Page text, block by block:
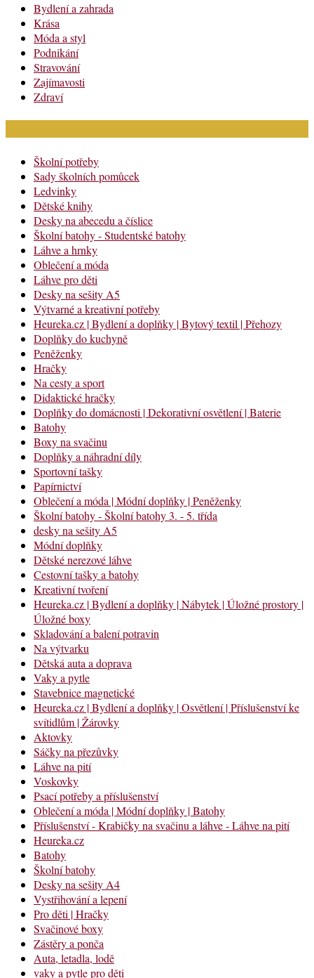
Bydlení a zahrada
Krása
Móda a styl
Podnikání
Stravování
Zajímavosti
Zdraví
Školní potřeby
Sady školních pomůcek
Ledvinky
Dětské knihy
Desky na abecedu a číslice
Školní batohy - Studentské batohy
Láhve a hrnky
Oblečení a móda
Láhve pro děti
Desky na sešity A5
Výtvarné a kreativní potřeby
Heureka.cz | Bydlení a doplňky | Bytový textil | Přehozy
Doplňky do kuchyně
Peněženky
Hračky
Na cesty a sport
Didaktické hračky
Doplňky do domácnosti | Dekorativní osvětlení | Baterie
Batohy
Boxy na svačinu
Doplňky a náhradní díly
Sportovní tašky
Papírnictví
Oblečení a móda | Módní doplňky | Peněženky
Školní batohy - Školní batohy 3. - 5. třída
desky na sešity A5
Módní doplňky
Dětské nerezové láhve
Cestovní tašky a batohy
Kreativní tvoření
Heureka.cz | Bydlení a doplňky | Nábytek | Úložné prostory |
Úložné boxy
Skladování a balení potravin
Na výtvarku
Dětská auta a doprava
Vaky a pytle
Stavebnice magnetické
Heureka.cz | Bydlení a doplňky | Osvětlení | Příslušenství ke
svítidlům | Žárovky
Aktovky
Sáčky na přezůvky
Láhve na pití
Voskovky
Psací potřeby a příslušenství
Oblečení a móda | Módní doplňky | Batohy
Příslušenství - Krabičky na svačinu a láhve - Láhve na pití
Heureka.cz
Batohy
Školní batohy
Desky na sešity A4
Vystřihování a lepení
Pro děti | Hračky
Svačinové boxy
Zástěry a ponča
Auta, letadla, lodě
vaky a pytle pro děti